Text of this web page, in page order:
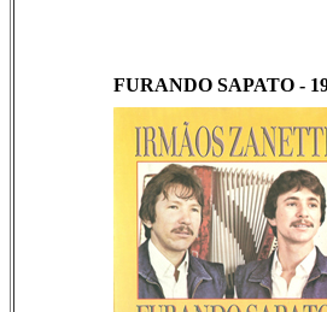
FURANDO SAPATO -